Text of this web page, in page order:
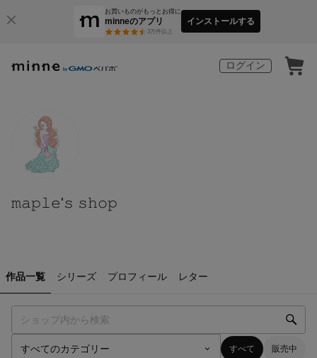
お買いものがもっとお得に
minneのアプリ
3万件以上
インストールする
ログイン
𝚖𝚊𝚙𝚕𝚎'𝚜 𝚜𝚑𝚘𝚙
作品一覧 シリーズ プロフィール レター
すべて 販売中